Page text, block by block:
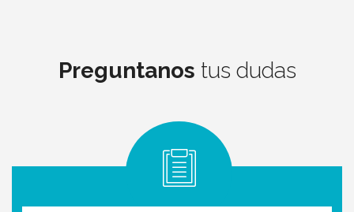
Preguntanos tus dudas